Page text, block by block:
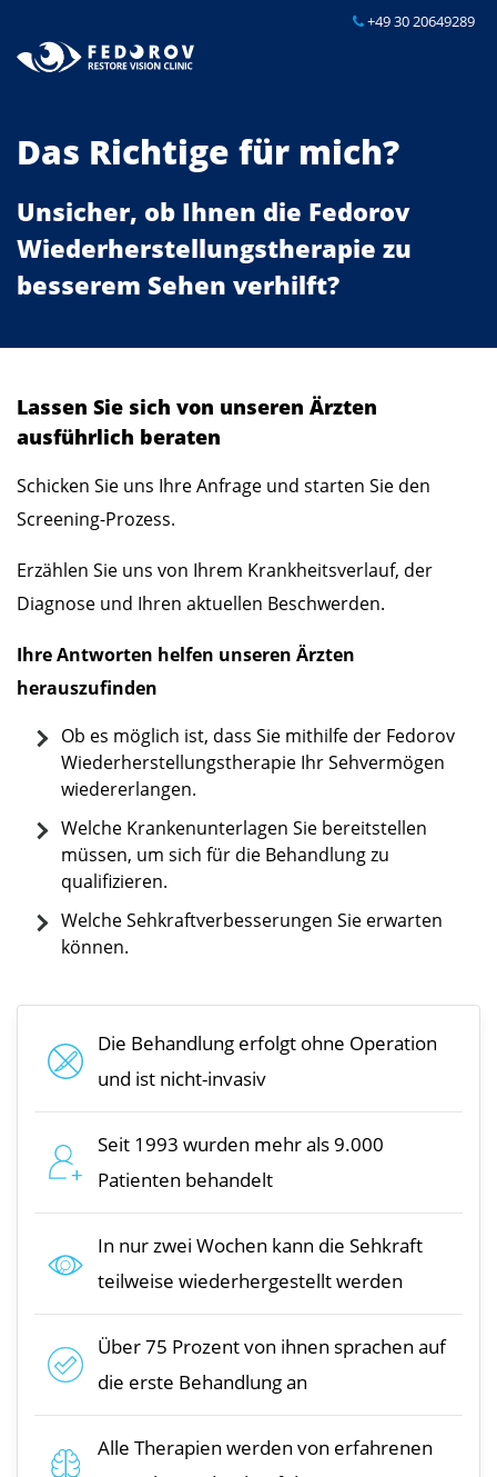
+49 30 20649289
Das Richtige für mich?
Unsicher, ob Ihnen die Fedorov
Wiederherstellungstherapie zu
besserem Sehen verhilft?
Lassen Sie sich von unseren Ärzten
ausführlich beraten
Schicken Sie uns Ihre Anfrage und starten Sie den
Screening-Prozess.
Erzählen Sie uns von Ihrem Krankheitsverlauf, der
Diagnose und Ihren aktuellen Beschwerden.
Ihre Antworten helfen unseren Ärzten
herauszufinden
Ob es möglich ist, dass Sie mithilfe der Fedorov
Wiederherstellungstherapie Ihr Sehvermögen
wiedererlangen.
Welche Krankenunterlagen Sie bereitstellen
müssen, um sich für die Behandlung zu
qualifizieren.
Welche Sehkraftverbesserungen Sie erwarten
können.
Die Behandlung erfolgt ohne Operation
und ist nicht-invasiv
Seit 1993 wurden mehr als 9.000
Patienten behandelt
In nur zwei Wochen kann die Sehkraft
teilweise wiederhergestellt werden
Über 75 Prozent von ihnen sprachen auf
die erste Behandlung an
Alle Therapien werden von erfahrenen